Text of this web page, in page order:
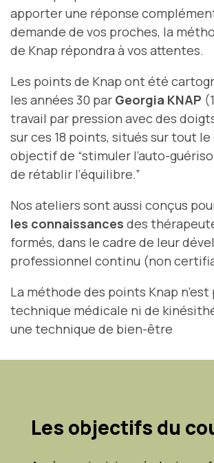
apporter une réponse
demande de vos proches, la
de Knap répondra à vos attentes.
Les points de Knap ont été
les années 30 par Georgia KNAP
travail par pression avec des
sur ces 18 points, situés sur tout
objectif de “stimuler l’auto-
de rétablir l’équilibre.”
Nos ateliers sont aussi conçus
les connaissances des
formés, dans le cadre de leur
professionnel continu (non
La méthode des points Knap n’est
technique médicale ni de
une technique de bien-être
Les objectifs du